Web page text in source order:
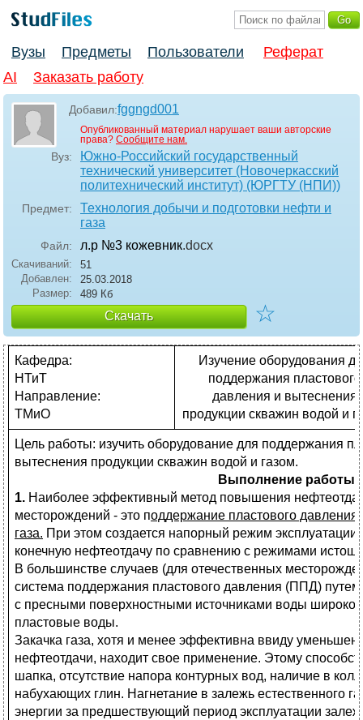
Вузы Предметы Пользователи
Реферат
AI
Заказать работу
Добавил:fggngd001
Опубликованный материал нарушает ваши авторские
права? Сообщите нам.
Вуз:
Южно-Российский государственный
технический университет (Новочеркасский
политехнический институт) (ЮРГТУ (НПИ))
Предмет:
Технология добычи и подготовки нефти и
газа
Файл: л.р №3 кожевник.docx
Скачиваний:
51
Добавлен:
25.03.2018
Размер:
489 Кб
Скачать ☆
Кафедра:
НТиТ
Направление:
ТМиО
Изучение оборудования
поддержания пластового
давления и вытеснения
продукции скважин водой и
Цель работы: изучить оборудование для поддержания
вытеснения продукции скважин водой и газом.
Выполнение работы
1. Наиболее эффективный метод повышения
месторождений - это поддержание пластового давления
газа. При этом создается напорный режим
конечную нефтеотдачу по сравнению с режимами
В большинстве случаев (для отечественных
система поддержания пластового давления (ППД)
с пресными поверхностными источниками воды широко
пластовые воды.
Закачка газа, хотя и менее эффективна ввиду
нефтеотдачи, находит свое применение. Этому
шапка, отсутствие напора контурных вод, наличие в
набухающих глин. Нагнетание в залежь естественного
энергии за предшествующий период эксплуатации